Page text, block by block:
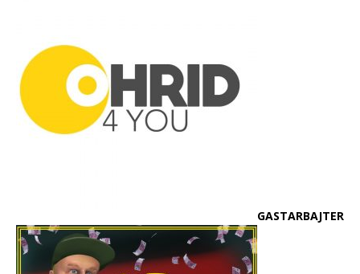
GASTARBAJTER